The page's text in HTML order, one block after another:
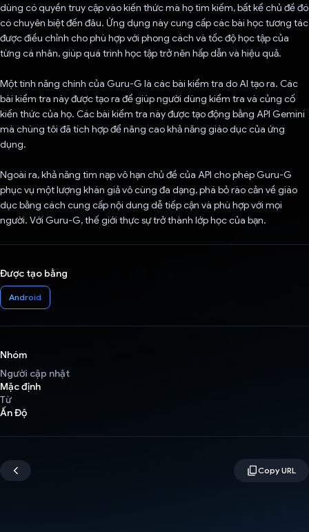
dùng có quyền truy cập vào kiến thức mà họ tìm kiếm, bất kể chủ đề đó
có chuyên biệt đến đâu. Ứng dụng này cung cấp các bài học tương tác
được điều chỉnh cho phù hợp với phong cách và tốc độ học tập của
từng cá nhân, giúp quá trình học tập trở nên hấp dẫn và hiệu quả.
Một tính năng chính của Guru-G là các bài kiểm tra do AI tạo ra. Các
bài kiểm tra này được tạo ra để giúp người dùng kiểm tra và củng cố
kiến thức của họ. Các bài kiểm tra này được tạo động bằng API Gemini
mà chúng tôi đã tích hợp để nâng cao khả năng giáo dục của ứng
dụng.
Ngoài ra, khả năng tìm nạp vô hạn chủ đề của API cho phép Guru-G
phục vụ một lượng khán giả vô cùng đa dạng, phá bỏ rào cản về giáo
dục bằng cách cung cấp nội dung dễ tiếp cận và phù hợp với mọi
người. Với Guru-G, thế giới thực sự trở thành lớp học của bạn.
Được tạo bằng
Android
Nhóm
Người cập nhật
Mặc định
Từ
Ấn Độ